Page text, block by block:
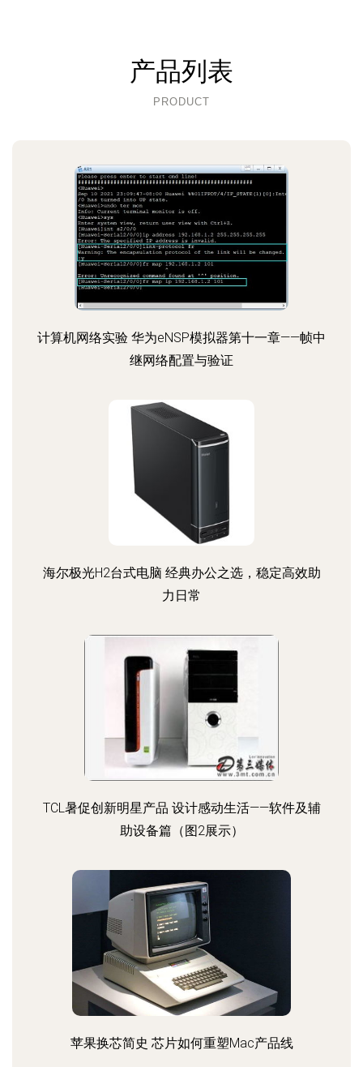
产品列表
PRODUCT
计算机网络实验 华为eNSP模拟器第十一章——帧中
继网络配置与验证
海尔极光H2台式电脑 经典办公之选，稳定高效助
力日常
TCL暑促创新明星产品 设计感动生活——软件及辅
助设备篇（图2展示）
苹果换芯简史 芯片如何重塑Mac产品线